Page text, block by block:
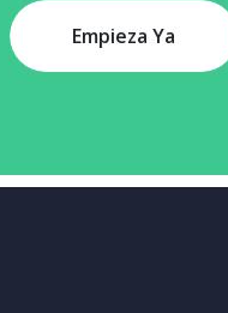
Empieza Ya